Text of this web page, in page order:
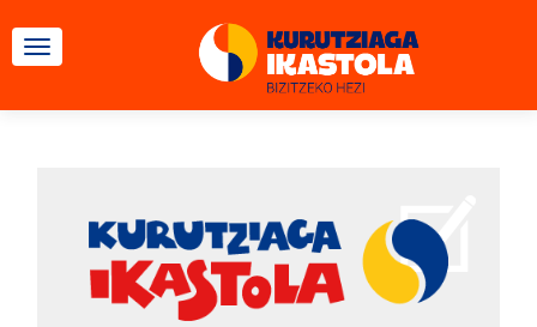
TOGGLE NAVIGATION